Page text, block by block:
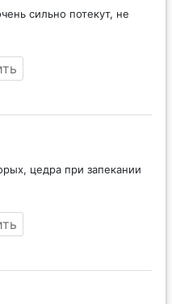
сильно потекут, не
цедра при запекании